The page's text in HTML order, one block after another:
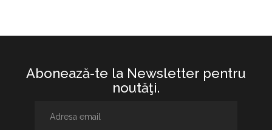
Abonează-te la Newsletter pentru
noutăţi.